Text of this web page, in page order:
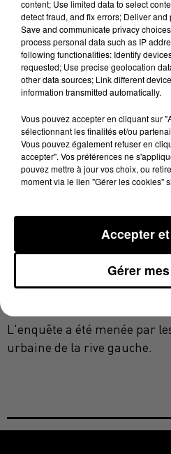
sortie d'un bar de Colomiers.
Les trois individus licenciés
seraient pris ce soir-là à
leur reprochant d'avoir volé
d'alcoolisation,"les trois
des victimes"pas vraiment
nous a expliqué une source
souligne"une opposition
a été laissée sur le carreau
La deuxième victime a été
troisième est sortie indemne
semaine, les enquêteurs ont
cause sous le régime de la
donc présentés à un
L'enquête a été menée par
urbaine de la rive gauche.
content; Use limited data to select
detect fraud, and fix errors; Deliver
Save and communicate privacy
process personal data such as IP
following functionalities: Identify
requested; Use precise geolocation
other data sources; Link different
information transmitted automatically.
Vous pouvez accepter en cliquant sur
sélectionnant les finalités et/ou
Vous pouvez également refuser en
accepter". Vos préférences ne
pouvez mettre à jour vos choix, ou
moment via le lien "Gérer les cookies"
Gérer
Accepter